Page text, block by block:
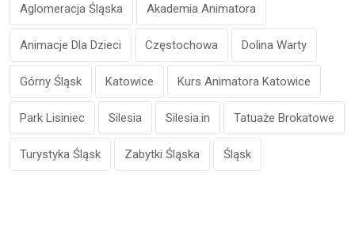
Aglomeracja Śląska Akademia Animatora
Animacje Dla Dzieci Częstochowa Dolina Warty
Górny Śląsk Katowice Kurs Animatora Katowice
Park Lisiniec Silesia Silesia.in Tatuaże Brokatowe
Turystyka Śląsk Zabytki Śląska Śląsk